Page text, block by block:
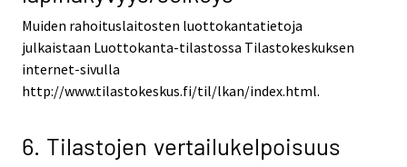
Muiden rahoituslaitosten luottokantatietoja
julkaistaan Luottokanta-tilastossa Tilastokeskuksen
internet-sivulla
http://www.tilastokeskus.fi/til/lkan/index.html.
6. Tilastojen vertailukelpoisuus